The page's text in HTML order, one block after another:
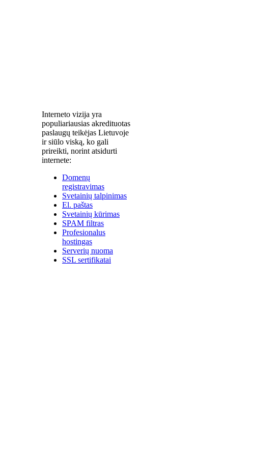
Interneto vizija yra
populiariausias akredituotas
paslaugų teikėjas Lietuvoje
ir siūlo viską, ko gali
prireikti, norint atsidurti
internete:
Domenų
registravimas
Svetainių talpinimas
El. paštas
Svetainių kūrimas
SPAM filtras
Profesionalus
hostingas
Serverių nuoma
SSL sertifikatai